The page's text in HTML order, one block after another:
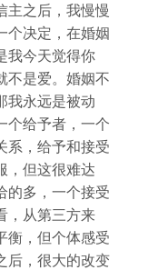
主之后，我慢慢
个决定，在婚姻
我今天觉得你
不是爱。婚姻不
我永远是被动
个给予者，一个
系，给予和接受
，但这很难达
的多，一个接受
，从第三方来
衡，但个体感受
后，很大的改变